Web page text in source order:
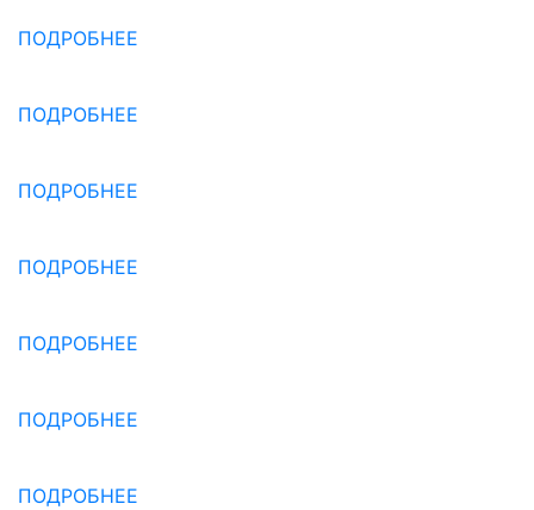
ПОДРОБНЕЕ
ПОДРОБНЕЕ
ПОДРОБНЕЕ
ПОДРОБНЕЕ